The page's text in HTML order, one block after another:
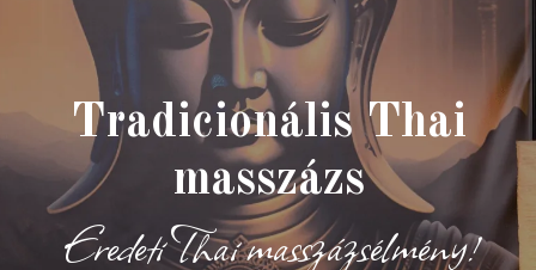
Tradicionális Thai
masszázs
Eredeti Thai masszázsélmény!